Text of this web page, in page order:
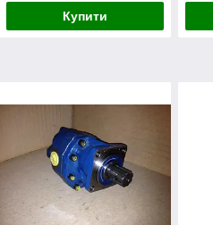
Купити